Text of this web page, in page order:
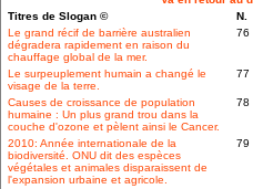
Titres de Slogan ©
N.
Le grand récif de barrière australien
dégradera rapidement en raison du
chauffage global de la mer.
76
Le surpeuplement humain a changé le
visage de la terre.
77
Causes de croissance de population
humaine : Un plus grand trou dans la
couche d'ozone et pèlent ainsi le Cancer.
78
2010: Année internationale de la
biodiversité. ONU dit des espèces
végétales et animales disparaissent de
l'expansion urbaine et agricole.
79